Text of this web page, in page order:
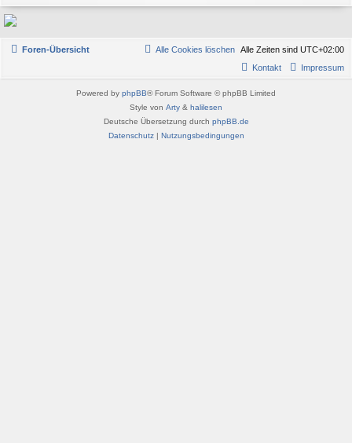
Foren-Übersicht Alle Zeiten sind UTC+02:00
Alle Cookies löschen
Impressum
Kontakt
Powered by phpBB® Forum Software © phpBB Limited
Style von Arty & halilesen
Deutsche Übersetzung durch phpBB.de
Datenschutz| Nutzungsbedingungen